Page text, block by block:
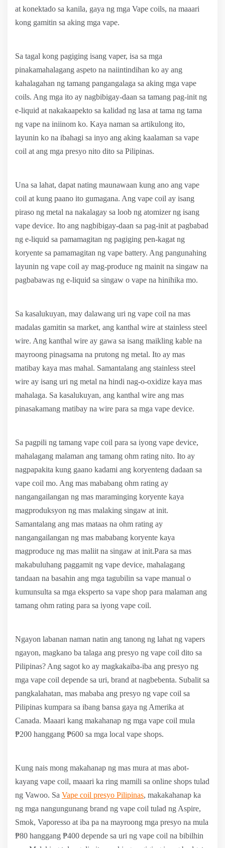
at konektado sa kanila, gaya ng mga Vape coils, na maaari
kong gamitin sa aking mga vape.
Sa tagal kong pagiging isang vaper, isa sa mga
pinakamahalagang aspeto na naiintindihan ko ay ang
kahalagahan ng tamang pangangalaga sa aking mga vape
coils. Ang mga ito ay nagbibigay-daan sa tamang pag-init ng
e-liquid at nakakaapekto sa kalidad ng lasa at tama ng tama
ng vape na iniinom ko. Kaya naman sa artikulong ito,
layunin ko na ibahagi sa inyo ang aking kaalaman sa vape
coil at ang mga presyo nito dito sa Pilipinas.
Una sa lahat, dapat nating maunawaan kung ano ang vape
coil at kung paano ito gumagana. Ang vape coil ay isang
piraso ng metal na nakalagay sa loob ng atomizer ng isang
vape device. Ito ang nagbibigay-daan sa pag-init at pagbabad
ng e-liquid sa pamamagitan ng pagiging pen-kagat ng
koryente sa pamamagitan ng vape battery. Ang pangunahing
layunin ng vape coil ay mag-produce ng mainit na singaw na
pagbabawas ng e-liquid sa singaw o vape na hinihika mo.
Sa kasalukuyan, may dalawang uri ng vape coil na mas
madalas gamitin sa market, ang kanthal wire at stainless steel
wire. Ang kanthal wire ay gawa sa isang maikling kable na
mayroong pinagsama na prutong ng metal. Ito ay mas
matibay kaya mas mahal. Samantalang ang stainless steel
wire ay isang uri ng metal na hindi nag-o-oxidize kaya mas
mahalaga. Sa kasalukuyan, ang kanthal wire ang mas
pinasakamang matibay na wire para sa mga vape device.
Sa pagpili ng tamang vape coil para sa iyong vape device,
mahalagang malaman ang tamang ohm rating nito. Ito ay
nagpapakita kung gaano kadami ang koryenteng dadaan sa
vape coil mo. Ang mas mababang ohm rating ay
nangangailangan ng mas maraminging koryente kaya
magproduksyon ng mas malaking singaw at init.
Samantalang ang mas mataas na ohm rating ay
nangangailangan ng mas mababang koryente kaya
magproduce ng mas maliit na singaw at init.Para sa mas
makabuluhang paggamit ng vape device, mahalagang
tandaan na basahin ang mga tagubilin sa vape manual o
kumunsulta sa mga eksperto sa vape shop para malaman ang
tamang ohm rating para sa iyong vape coil.
Ngayon labanan naman natin ang tanong ng lahat ng vapers
ngayon, magkano ba talaga ang presyo ng vape coil dito sa
Pilipinas? Ang sagot ko ay magkakaiba-iba ang presyo ng
mga vape coil depende sa uri, brand at nagbebenta. Subalit sa
pangkalahatan, mas mababa ang presyo ng vape coil sa
Pilipinas kumpara sa ibang bansa gaya ng Amerika at
Canada. Maaari kang makahanap ng mga vape coil mula
₱200 hanggang ₱600 sa mga local vape shops.
Kung nais mong makahanap ng mas mura at mas abot-
kayang vape coil, maaari ka ring mamili sa online shops tulad
ng Vawoo. Sa Vape coil presyo Pilipinas, makakahanap ka
ng mga nangungunang brand ng vape coil tulad ng Aspire,
Smok, Vaporesso at iba pa na mayroong mga presyo na mula
₱80 hanggang ₱400 depende sa uri ng vape coil na bibilhin